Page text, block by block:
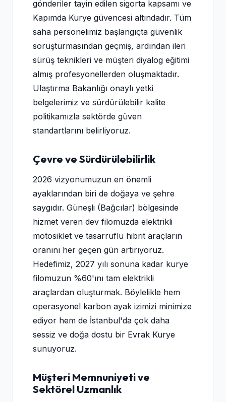
gönderiler tayin edilen sigorta kapsamı ve
Kapımda Kurye güvencesi altındadır. Tüm
saha personelimiz başlangıçta güvenlik
soruşturmasından geçmiş, ardından ileri
sürüş teknikleri ve müşteri diyalog eğitimi
almış profesyonellerden oluşmaktadır.
Ulaştırma Bakanlığı onaylı yetki
belgelerimiz ve sürdürülebilir kalite
politikamızla sektörde güven
standartlarını belirliyoruz.
Çevre ve Sürdürülebilirlik
2026 vizyonumuzun en önemli
ayaklarından biri de doğaya ve şehre
saygıdır. Güneşli (Bağcılar) bölgesinde
hizmet veren dev filomuzda elektrikli
motosiklet ve tasarruflu hibrit araçların
oranını her geçen gün artırıyoruz.
Hedefimiz, 2027 yılı sonuna kadar kurye
filomuzun %60'ını tam elektrikli
araçlardan oluşturmak. Böylelikle hem
operasyonel karbon ayak izimizi minimize
ediyor hem de İstanbul'da çok daha
sessiz ve doğa dostu bir Evrak Kurye
sunuyoruz.
Müşteri Memnuniyeti ve
Sektörel Uzmanlık